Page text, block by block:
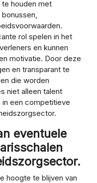
houden met
rol spelen in het
en kunnen
motivatie. Door deze
en transparant te
die worden
niet alleen talent
in een competitieve
eventuele
hoogte te blijven van